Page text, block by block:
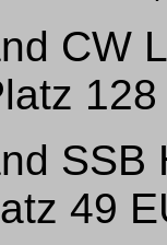
CW
SSB
49